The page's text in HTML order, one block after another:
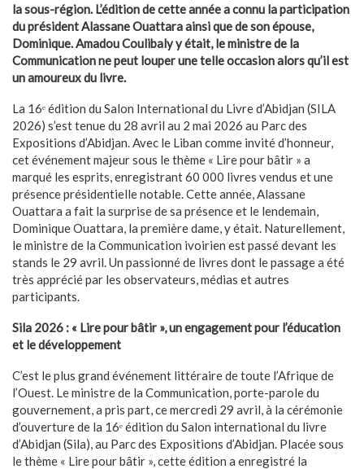
la sous-région. L’édition de cette année a connu la participation
du président Alassane Ouattara ainsi que de son épouse,
Dominique. Amadou Coulibaly y était, le ministre de la
Communication ne peut louper une telle occasion alors qu’il est
un amoureux du livre.
La 16ᵉ édition du Salon International du Livre d’Abidjan (SILA
2026) s’est tenue du 28 avril au 2 mai 2026 au Parc des
Expositions d’Abidjan. Avec le Liban comme invité d’honneur,
cet événement majeur sous le thème « Lire pour bâtir » a
marqué les esprits, enregistrant 60 000 livres vendus et une
présence présidentielle notable. Cette année, Alassane
Ouattara a fait la surprise de sa présence et le lendemain,
Dominique Ouattara, la première dame, y était. Naturellement,
le ministre de la Communication ivoirien est passé devant les
stands le 29 avril. Un passionné de livres dont le passage a été
très apprécié par les observateurs, médias et autres
participants.
Sila 2026 : « Lire pour bâtir », un engagement pour l’éducation
et le développement
C’est le plus grand événement littéraire de toute l’Afrique de
l’Ouest. Le ministre de la Communication, porte-parole du
gouvernement, a pris part, ce mercredi 29 avril, à la cérémonie
d’ouverture de la 16ᵉ édition du Salon international du livre
d’Abidjan (Sila), au Parc des Expositions d’Abidjan. Placée sous
le thème « Lire pour bâtir », cette édition a enregistré la